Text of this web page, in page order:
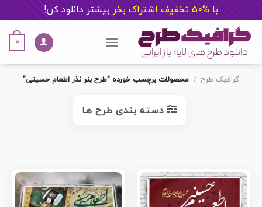
با %50 تخفیف اشتراک بخر بیشتر دانلود کن!
content
0
گرافیک طرح / محصولات برچسب خورده “طرح بنر نذر اطعام حسینی”
دسته بندی طرح ها